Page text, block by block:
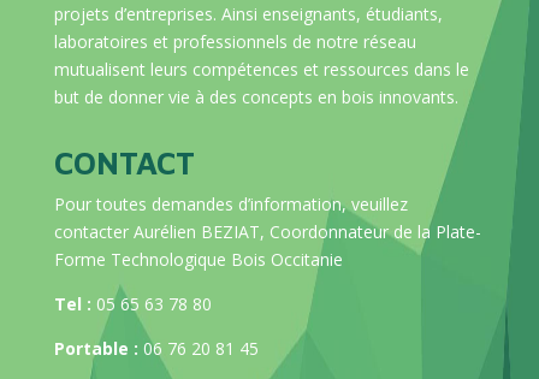
projets d’entreprises. Ainsi enseignants, étudiants,
laboratoires et professionnels de notre réseau
mutualisent leurs compétences et ressources dans le
but de donner vie à des concepts en bois innovants.
CONTACT
Pour toutes demandes d’information, veuillez
contacter Aurélien BEZIAT, Coordonnateur de la Plate-
Forme Technologique Bois Occitanie
Tel : 05 65 63 78 80
Portable : 06 76 20 81 45